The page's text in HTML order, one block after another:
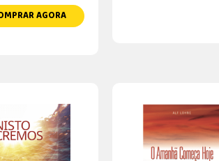
AGORA